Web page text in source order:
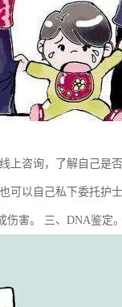
上咨询，了解自己是
可以自己私下委托护
害。 三、DNA鉴定